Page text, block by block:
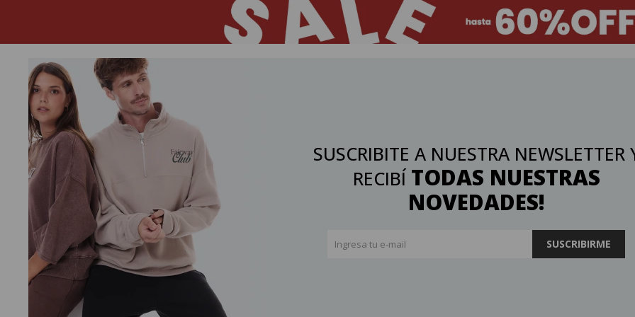
SUSCRIBITE A NUESTRA NEWSLETTER
RECIBÍ TODAS NUESTRAS
NOVEDADES!
SUSCRIBIRME